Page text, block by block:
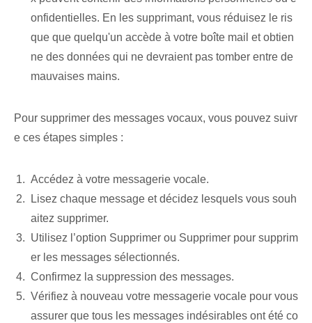
onfidentielles. En les supprimant, vous réduisez le ris
que que quelqu'un accède à votre boîte mail et obtien
ne des données qui ne devraient pas tomber entre de
mauvaises mains.
Pour supprimer des messages vocaux, vous pouvez suivr
e ces étapes simples :
Accédez à votre messagerie vocale.
Lisez chaque message et décidez lesquels vous souh
aitez supprimer.
Utilisez l’option Supprimer ou Supprimer pour supprim
er les messages sélectionnés.
Confirmez la suppression des messages.
Vérifiez à nouveau votre messagerie vocale pour vous
assurer que tous les messages indésirables ont été co